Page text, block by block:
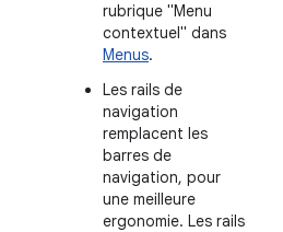
rubrique "Menu
contextuel" dans
Menus.
Les rails de
navigation
remplacent les
barres de
navigation, pour
une meilleure
ergonomie. Les rails